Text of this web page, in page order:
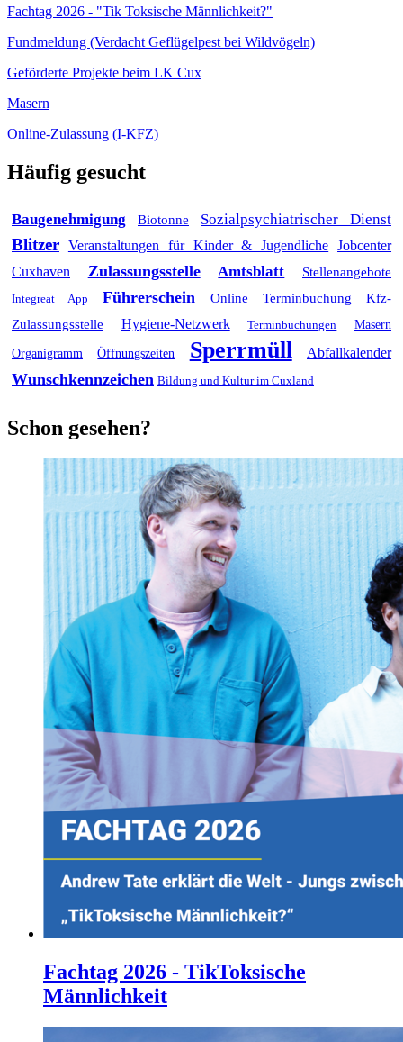
Fachtag 2026 - "Tik Toksische Männlichkeit?"
Fundmeldung (Verdacht Geflügelpest bei Wildvögeln)
Geförderte Projekte beim LK Cux
Masern
Online-Zulassung (I-KFZ)
Häufig gesucht
Baugenehmigung Biotonne Sozialpsychiatrischer Dienst
Blitzer Veranstaltungen für Kinder & Jugendliche Jobcenter
Cuxhaven
Zulassungsstelle Amtsblatt Stellenangebote
Integreat App Führerschein
Online Terminbuchung Kfz-
Zulassungsstelle
Hygiene-Netzwerk Terminbuchungen Masern
Organigramm Öffnungszeiten Sperrmüll Abfallkalender
Wunschkennzeichen Bildung und Kultur im Cuxland
Schon gesehen?
Fachtag 2026 - TikToksische
Männlichkeit